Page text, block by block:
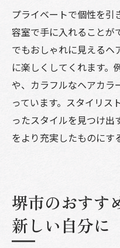
プライベートで個性を
容室で手に入れることが
でもおしゃれに見えるヘ
に楽しくしてくれます。
や、カラフルなヘアカラ
っています。スタイリス
ったスタイルを見つけ出
をより充実したものにす
堺市のおすす
新しい自分に